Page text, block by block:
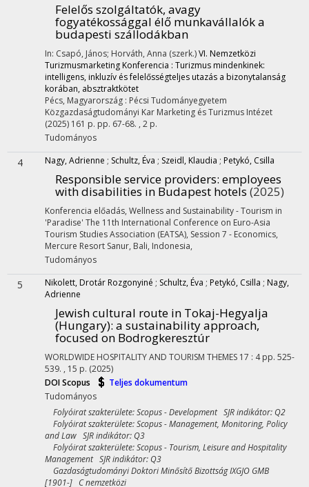
Felelős szolgáltatók, avagy
fogyatékossággal élő munkavállalók a
budapesti szállodákban
In: Csapó, János; Horváth, Anna (szerk.)VI. Nemzetközi
Turizmusmarketing Konferencia : Turizmus mindenkinek:
intelligens, inkluzív és felelősségteljes utazás a bizonytalanság
korában, absztraktkötet
Pécs, Magyarország : Pécsi Tudományegyetem
Közgazdaságtudományi Kar Marketing és Turizmus Intézet
(2025) 161 p. pp. 67-68. , 2 p.
Tudományos
4 Nagy, Adrienne ; Schultz, Éva ; Szeidl, Klaudia ; Petykó, Csilla
Responsible service providers: employees
with disabilities in Budapest hotels (2025)
Konferencia előadás, Wellness and Sustainability - Tourism in
'Paradise' The 11th International Conference on Euro-Asia
Tourism Studies Association (EATSA), Session 7 - Economics,
Mercure Resort Sanur, Bali, Indonesia,
Tudományos
5 Nikolett, Drotár Rozgonyiné ; Schultz, Éva ; Petykó, Csilla ; Nagy,
Adrienne
Jewish cultural route in Tokaj-Hegyalja
(Hungary): a sustainability approach,
focused on Bodrogkeresztúr
WORLDWIDE HOSPITALITY AND TOURISM THEMES 17 : 4 pp. 525-
539. , 15 p. (2025)
DOIScopus
Teljes dokumentum
Tudományos
Folyóirat szakterülete: Scopus - Development SJR indikátor: Q2
Folyóirat szakterülete: Scopus - Management, Monitoring, Policy
and Law SJR indikátor: Q3
Folyóirat szakterülete: Scopus - Tourism, Leisure and Hospitality
Management SJR indikátor: Q3
Gazdaságtudományi Doktori Minősítő Bizottság IXGJO GMB
[1901-] C nemzetközi